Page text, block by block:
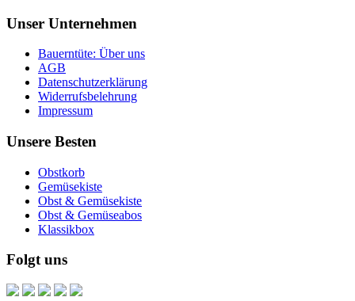
Unser Unternehmen
Bauerntüte: Über uns
AGB
Datenschutzerklärung
Widerrufsbelehrung
Impressum
Unsere Besten
Obstkorb
Gemüsekiste
Obst & Gemüsekiste
Obst & Gemüseabos
Klassikbox
Folgt uns